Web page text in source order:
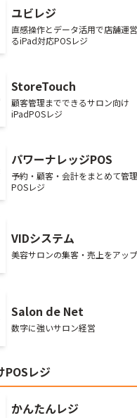
ユビレジ
直感操作とデータ活用で店舗運
るiPad対応POSレジ
StoreTouch
顧客管理までできるサロン向け
iPadPOSレジ
パワーナレッジPOS
予約・顧客・会計をまとめて管
POSレジ
VIDシステム
美容サロンの集客・売上をアップ
Salon de Net
数字に強いサロン経営
POSレジ
かんたんレジ